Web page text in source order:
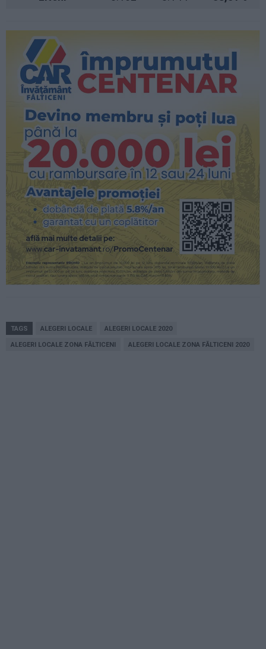
TAGS ALEGERI LOCALE ALEGERI LOCALE 2020
ALEGERI LOCALE ZONA FĂLTICENI ALEGERI LOCALE ZONA FĂLTICENI 2020